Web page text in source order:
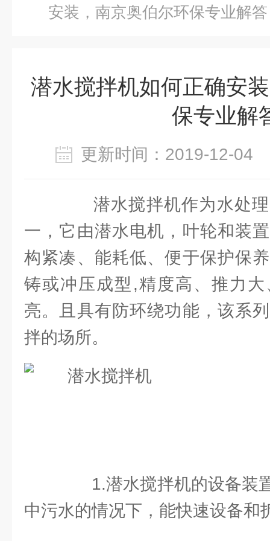
安装，南京奥伯尔环保专业解答
潜水搅拌机如何正确安
保专业解
更新时间：2019-12-
潜水搅拌机作为水处理
一，它由潜水电机，叶轮和装
构紧凑、能耗低、便于保护保
铸或冲压成型,精度高、推力
亮。且具有防环绕功能，该系
拌的场所。
1.潜水搅拌机的设备装
中污水的情况下，能快速设备和